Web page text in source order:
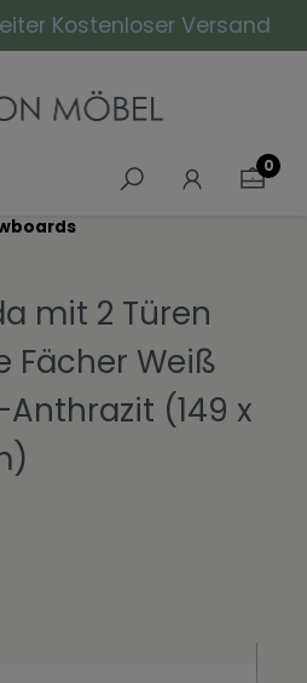
Kostenloser Versand
0
mit 2 Türen
Fächer Weiß
(149 x